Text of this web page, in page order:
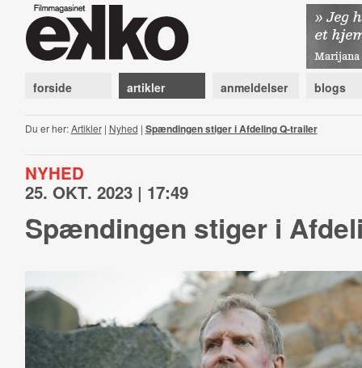
forside artikler anmeldelser blogs
Du er her:Artikler| Nyhed | Spændingen stiger i Afdeling Q-trailer
NYHED
25. OKT. 2023 | 17:49
Spændingen stiger i